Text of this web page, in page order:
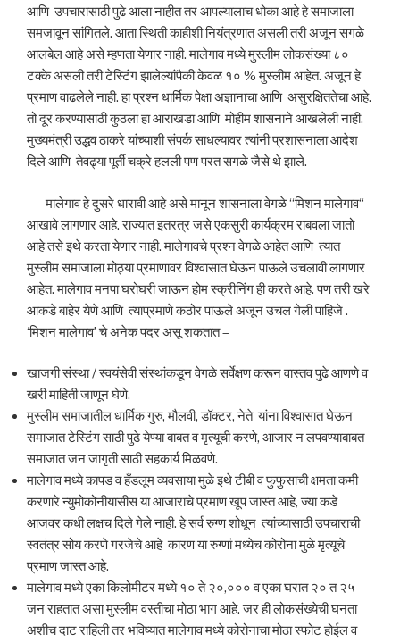
आणि उपचारासाठी पुढे आला नाहीत तर आपल्यालाच धोका आहे हे समाजाला
समजावून सांगितले. आता स्थिती काहीशी नियंत्रणात असली तरी अजून सगळे
आलबेल आहे असे म्हणता येणार नाही. मालेगाव मध्ये मुस्लीम लोकसंख्या ८०
टक्के असली तरी टेस्टिंग झालेल्यांपैकी केवळ १० % मुस्लीम आहेत. अजून हे
प्रमाण वाढलेले नाही. हा प्रश्न धार्मिक पेक्षा अज्ञानाचा आणि असुरक्षिततेचा आहे.
तो दूर करण्यासाठी कुठला हा आराखडा आणि मोहीम शासनाने आखलेली नाही.
मुख्यमंत्री उद्धव ठाकरे यांच्याशी संपर्क साधल्यावर त्यांनी प्रशासनाला आदेश
दिले आणि तेवढ्या पूर्ती चक्रे हलली पण परत सगळे जैसे थे झाले.
मालेगाव हे दुसरे धारावी आहे असे मानून शासनाला वेगळे “मिशन मालेगाव“
आखावे लागणार आहे. राज्यात इतरत्र जसे एकसुरी कार्यक्रम राबवला जातो
आहे तसे इथे करता येणार नाही. मालेगावचे प्रश्न वेगळे आहेत आणि त्यात
मुस्लीम समाजाला मोठ्या प्रमाणावर विश्वासात घेऊन पाऊले उचलावी लागणार
आहेत. मालेगाव मनपा घरोघरी जाऊन होम स्क्रीनिंग ही करते आहे. पण तरी खरे
आकडे बाहेर येणे आणि त्याप्रमाणे कठोर पाऊले अजून उचल गेली पाहिजे .
‘मिशन मालेगाव’ चे अनेक पदर असू शकतात –
खाजगी संस्था / स्वयंसेवी संस्थांकडून वेगळे सर्वेक्षण करून वास्तव पुढे आणणे व
खरी माहिती जाणून घेणे.
मुस्लीम समाजातील धार्मिक गुरु, मौलवी, डॉक्टर, नेते यांना विश्वासात घेऊन
समाजात टेस्टिंग साठी पुढे येण्या बाबत व मृत्यूची करणे, आजार न लपवण्याबाबत
समाजात जन जागृती साठी सहकार्य मिळवणे.
मालेगाव मध्ये कापड व हँडलूम व्यवसाया मुळे इथे टीबी व फुफुसाची क्षमता कमी
करणारे न्युमोकोनीयासीस या आजाराचे प्रमाण खूप जास्त आहे, ज्या कडे
आजवर कधी लक्षच दिले गेले नाही. हे सर्व रुग्ण शोधून त्यांच्यासाठी उपचाराची
स्वतंत्र सोय करणे गरजेचे आहे कारण या रुग्णां मध्येच कोरोना मुळे मृत्यूचे
प्रमाण जास्त आहे.
मालेगाव मध्ये एका किलोमीटर मध्ये १० ते २०,००० व एका घरात २० त २५
जन राहतात असा मुस्लीम वस्तीचा मोठा भाग आहे. जर ही लोकसंख्येची घनता
अशीच दाट राहिली तर भविष्यात मालेगाव मध्ये कोरोनाचा मोठा स्फोट होईल व